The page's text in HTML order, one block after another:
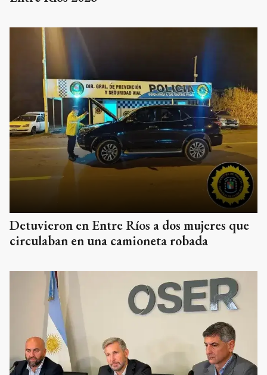
Detuvieron en Entre Ríos a dos mujeres que
circulaban en una camioneta robada